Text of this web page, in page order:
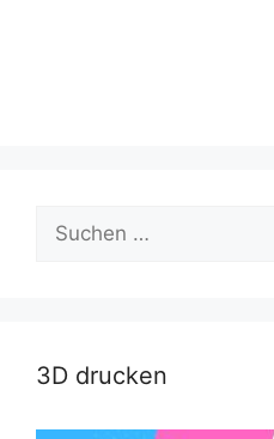
nach:
3D drucken